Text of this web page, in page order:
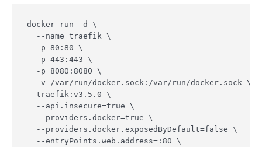
docker run -d \
  --name traefik \
  -p 80:80 \
  -p 443:443 \
  -p 8080:8080 \
  -v /var/run/docker.sock:/var/run/docker.sock \
  traefik:v3.5.0 \
  --api.insecure=true \
  --providers.docker=true \
  --providers.docker.exposedByDefault=false \
  --entryPoints.web.address=:80 \